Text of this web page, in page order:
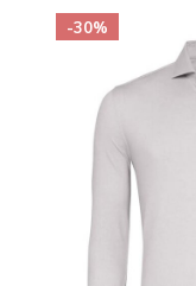
-30%